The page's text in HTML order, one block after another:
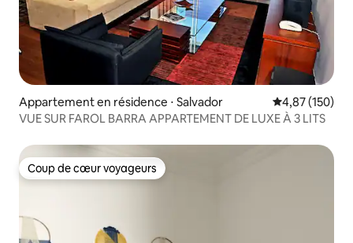
Appartement en résidence ⋅ Salvador Évaluation
4,87 (150)
VUE SUR FAROL BARRA APPARTEMENT DE LUXE À 3 LITS
Coup de cœur voyageurs
Coup de cœur voyageurs